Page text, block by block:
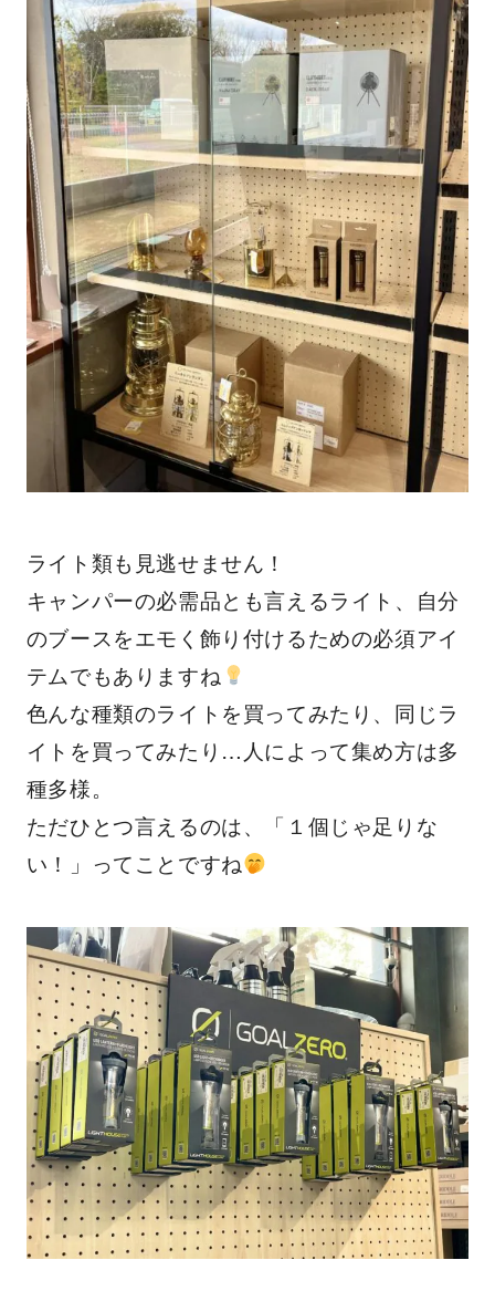
ライト類も見逃せません！
キャンパーの必需品とも言えるライト、自分
のブースをエモく飾り付けるための必須アイ
テムでもありますね
色んな種類のライトを買ってみたり、同じラ
イトを買ってみたり…人によって集め方は多
種多様。
ただひとつ言えるのは、「１個じゃ足りな
い！」ってことですね